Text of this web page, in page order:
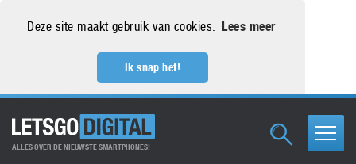
Deze site maakt gebruik van cookies. Lees meer
Ik snap het!
ALLES OVER DE NIEUWSTE SMARTPHONES!